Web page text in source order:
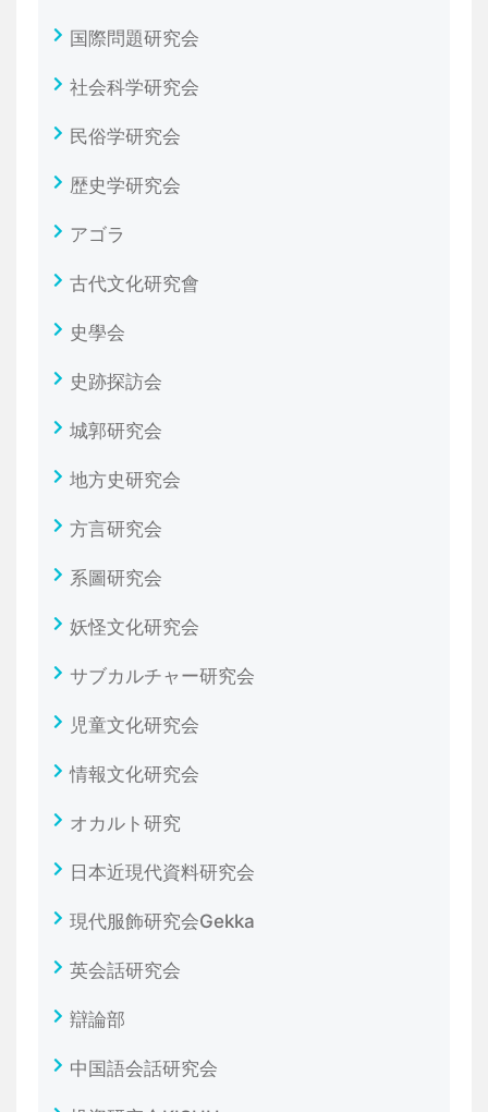
国際問題研究会
社会科学研究会
民俗学研究会
歴史学研究会
アゴラ
古代文化研究會
史學会
史跡探訪会
城郭研究会
地方史研究会
方言研究会
系圖研究会
妖怪文化研究会
サブカルチャー研究会
児童文化研究会
情報文化研究会
オカルト研究
日本近現代資料研究会
現代服飾研究会Gekka
英会話研究会
辯論部
中国語会話研究会